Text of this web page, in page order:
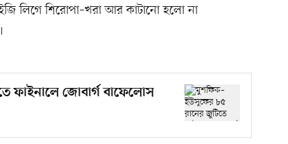
লিগে শিরোপা–খরা আর কাটানো হলো না
ফাইনালে জোবার্গ বাফেলোস